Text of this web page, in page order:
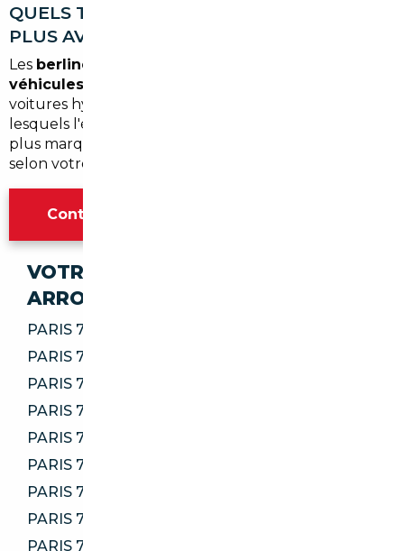
QUELS TYPES DE VÉHICULES SONT LES
PLUS AVANTAGEUX À IMPORTER ?
Les berlines allemandes, SUV compacts,
véhicules premium de moins de 3 ans
voitures hybrides sont généralement ceux sur
lesquels l'écart de prix avec le marché français est le
plus marqué. Votre courtier pourra vous orienter
selon votre projet spécifique.
Contacter l'agence Paris
VOTRE IMPORT SÉCURISÉ DANS CES
ARRONDISSEMENTS
PARIS 75001
PARIS 75002
PARIS 75003
PARIS 75004
PARIS 75005
PARIS 75006
PARIS 75007
PARIS 75008
PARIS 75009